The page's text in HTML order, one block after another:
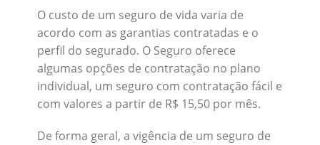
O custo de um seguro de vida varia de
acordo com as garantias contratadas e o
perfil do segurado. O Seguro oferece
algumas opções de contratação no plano
individual, um seguro com contratação fácil e
com valores a partir de R$ 15,50 por mês.
De forma geral, a vigência de um seguro de